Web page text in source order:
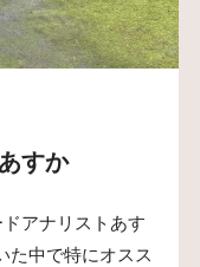
すか
アナリストあす
た中で特にオスス